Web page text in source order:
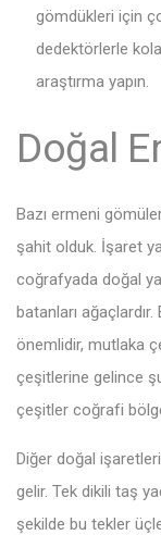
gömdükleri için
dedektörlerle
araştırma yapın.
Doğal
Bazı ermeni
şahit olduk. İşaret
coğrafyada doğal
batanları
önemlidir, mutlaka
çeşitlerine gelince
çeşitler coğrafi
Diğer doğal
gelir. Tek dikili taş
şekilde bu tekler